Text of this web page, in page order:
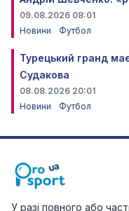
09.08.2026 08:01
Новини
Футбол
Турецький гранд
Судакова
08.08.2026 20:01
Новини
Футбол
У разі повного або